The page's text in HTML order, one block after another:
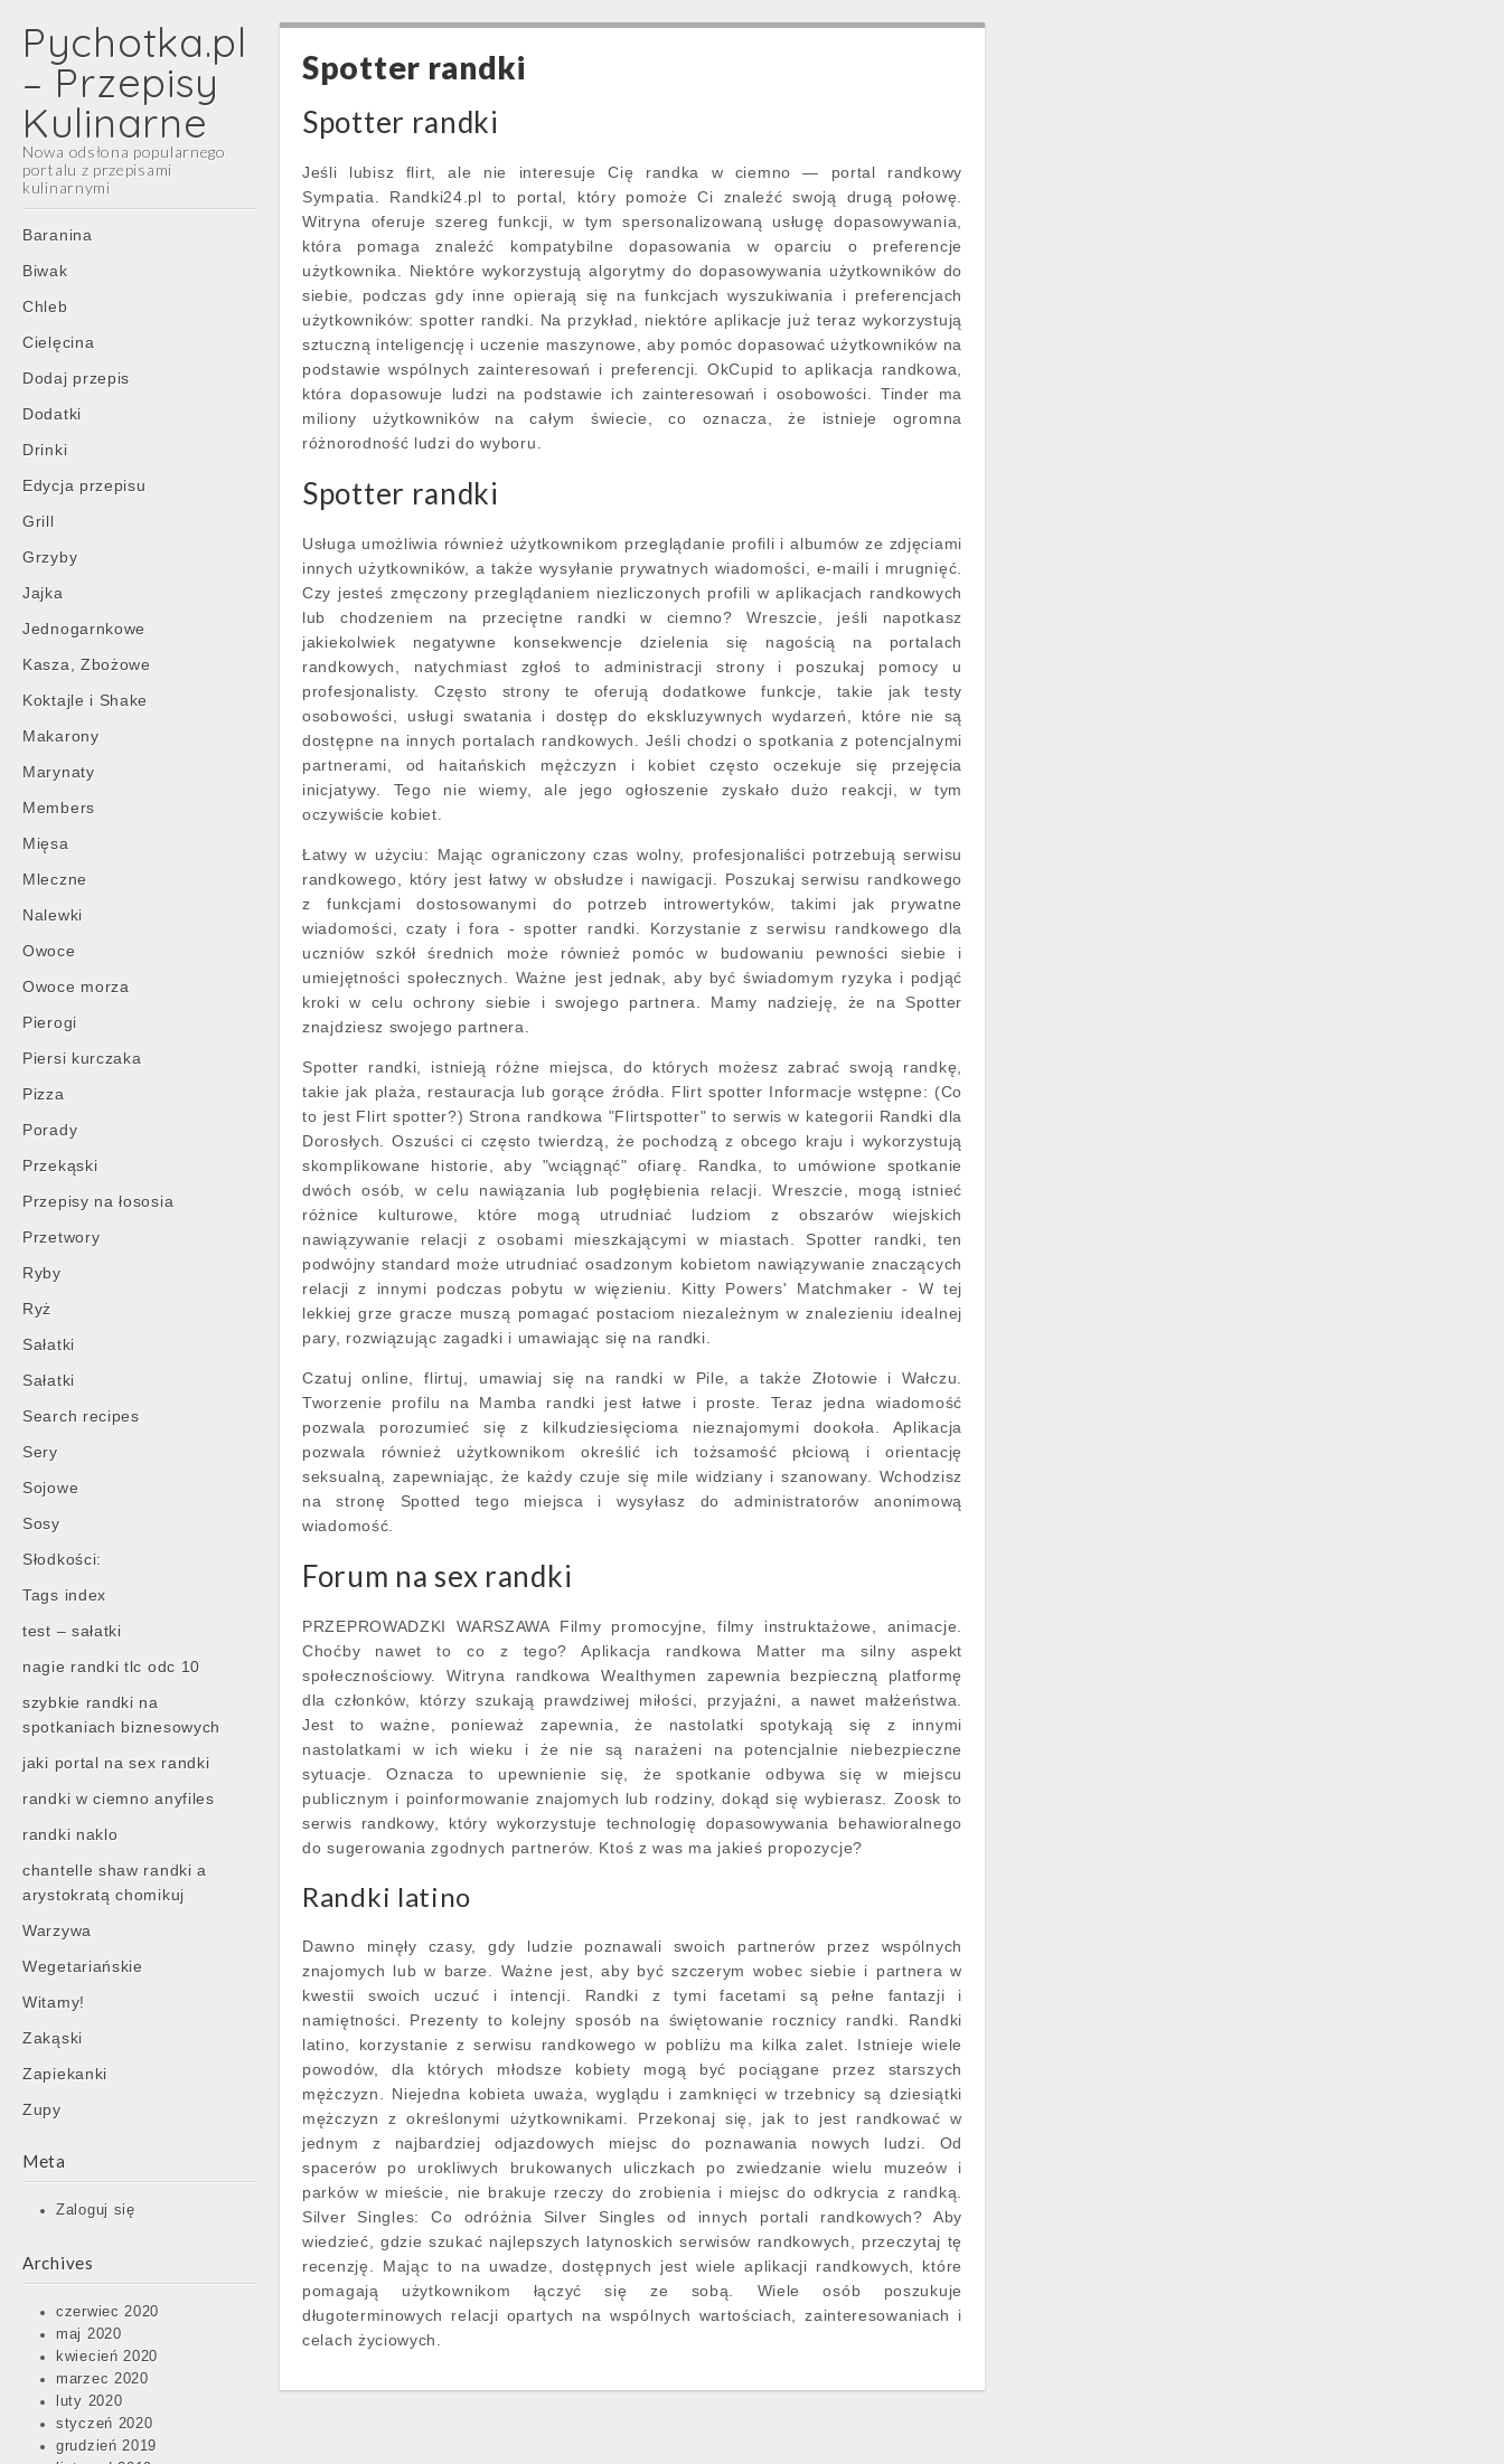
Pychotka.pl
– Przepisy
Kulinarne
Nowa odsłona popularnego
portalu z przepisami
kulinarnymi
Main
menu
Skip
content
Baranina
Biwak
Chleb
Cielęcina
Dodaj przepis
Dodatki
Drinki
Edycja przepisu
Grill
Grzyby
Jajka
Jednogarnkowe
Kasza, Zbożowe
Koktajle i Shake
Makarony
Marynaty
Members
Mięsa
Mleczne
Nalewki
Owoce
Owoce morza
Pierogi
Piersi kurczaka
Pizza
Porady
Przekąski
Przepisy na łososia
Przetwory
Ryby
Ryż
Sałatki
Sałatki
Search recipes
Sery
Sojowe
Sosy
Słodkości:
Tags index
test – sałatki
nagie randki tlc odc 10
szybkie randki na
spotkaniach biznesowych
jaki portal na sex randki
randki w ciemno anyfiles
randki naklo
chantelle shaw randki a
arystokratą chomikuj
Warzywa
Wegetariańskie
Witamy!
Zakąski
Zapiekanki
Zupy
Meta
Zaloguj się
Archives
czerwiec 2020
maj 2020
kwiecień 2020
marzec 2020
luty 2020
styczeń 2020
grudzień 2019
Spotter randki
Spotter randki
Jeśli lubisz flirt, ale nie interesuje Cię randka w ciemno — portal randkowy
Sympatia. Randki24.pl to portal, który pomoże Ci znaleźć swoją drugą połowę.
Witryna oferuje szereg funkcji, w tym spersonalizowaną usługę dopasowywania,
która pomaga znaleźć kompatybilne dopasowania w oparciu o preferencje
użytkownika. Niektóre wykorzystują algorytmy do dopasowywania użytkowników do
siebie, podczas gdy inne opierają się na funkcjach wyszukiwania i preferencjach
użytkowników: spotter randki. Na przykład, niektóre aplikacje już teraz wykorzystują
sztuczną inteligencję i uczenie maszynowe, aby pomóc dopasować użytkowników na
podstawie wspólnych zainteresowań i preferencji. OkCupid to aplikacja randkowa,
która dopasowuje ludzi na podstawie ich zainteresowań i osobowości. Tinder ma
miliony użytkowników na całym świecie, co oznacza, że istnieje ogromna
różnorodność ludzi do wyboru.
Spotter randki
Usługa umożliwia również użytkownikom przeglądanie profili i albumów ze zdjęciami
innych użytkowników, a także wysyłanie prywatnych wiadomości, e-maili i mrugnięć.
Czy jesteś zmęczony przeglądaniem niezliczonych profili w aplikacjach randkowych
lub chodzeniem na przeciętne randki w ciemno? Wreszcie, jeśli napotkasz
jakiekolwiek negatywne konsekwencje dzielenia się nagością na portalach
randkowych, natychmiast zgłoś to administracji strony i poszukaj pomocy u
profesjonalisty. Często strony te oferują dodatkowe funkcje, takie jak testy
osobowości, usługi swatania i dostęp do ekskluzywnych wydarzeń, które nie są
dostępne na innych portalach randkowych. Jeśli chodzi o spotkania z potencjalnymi
partnerami, od haitańskich mężczyzn i kobiet często oczekuje się przejęcia
inicjatywy. Tego nie wiemy, ale jego ogłoszenie zyskało dużo reakcji, w tym
oczywiście kobiet.
Łatwy w użyciu: Mając ograniczony czas wolny, profesjonaliści potrzebują serwisu
randkowego, który jest łatwy w obsłudze i nawigacji. Poszukaj serwisu randkowego
z funkcjami dostosowanymi do potrzeb introwertyków, takimi jak prywatne
wiadomości, czaty i fora - spotter randki. Korzystanie z serwisu randkowego dla
uczniów szkół średnich może również pomóc w budowaniu pewności siebie i
umiejętności społecznych. Ważne jest jednak, aby być świadomym ryzyka i podjąć
kroki w celu ochrony siebie i swojego partnera. Mamy nadzieję, że na Spotter
znajdziesz swojego partnera.
Spotter randki, istnieją różne miejsca, do których możesz zabrać swoją randkę,
takie jak plaża, restauracja lub gorące źródła. Flirt spotter Informacje wstępne: (Co
to jest Flirt spotter?) Strona randkowa "Flirtspotter" to serwis w kategorii Randki dla
Dorosłych. Oszuści ci często twierdzą, że pochodzą z obcego kraju i wykorzystują
skomplikowane historie, aby "wciągnąć" ofiarę. Randka, to umówione spotkanie
dwóch osób, w celu nawiązania lub pogłębienia relacji. Wreszcie, mogą istnieć
różnice kulturowe, które mogą utrudniać ludziom z obszarów wiejskich
nawiązywanie relacji z osobami mieszkającymi w miastach. Spotter randki, ten
podwójny standard może utrudniać osadzonym kobietom nawiązywanie znaczących
relacji z innymi podczas pobytu w więzieniu. Kitty Powers' Matchmaker - W tej
lekkiej grze gracze muszą pomagać postaciom niezależnym w znalezieniu idealnej
pary, rozwiązując zagadki i umawiając się na randki.
Czatuj online, flirtuj, umawiaj się na randki w Pile, a także Złotowie i Wałczu.
Tworzenie profilu na Mamba randki jest łatwe i proste. Teraz jedna wiadomość
pozwala porozumieć się z kilkudziesięcioma nieznajomymi dookoła. Aplikacja
pozwala również użytkownikom określić ich tożsamość płciową i orientację
seksualną, zapewniając, że każdy czuje się mile widziany i szanowany. Wchodzisz
na stronę Spotted tego miejsca i wysyłasz do administratorów anonimową
wiadomość.
Forum na sex randki
PRZEPROWADZKI WARSZAWA Filmy promocyjne, filmy instruktażowe, animacje.
Choćby nawet to co z tego? Aplikacja randkowa Matter ma silny aspekt
społecznościowy. Witryna randkowa Wealthymen zapewnia bezpieczną platformę
dla członków, którzy szukają prawdziwej miłości, przyjaźni, a nawet małżeństwa.
Jest to ważne, ponieważ zapewnia, że nastolatki spotykają się z innymi
nastolatkami w ich wieku i że nie są narażeni na potencjalnie niebezpieczne
sytuacje. Oznacza to upewnienie się, że spotkanie odbywa się w miejscu
publicznym i poinformowanie znajomych lub rodziny, dokąd się wybierasz. Zoosk to
serwis randkowy, który wykorzystuje technologię dopasowywania behawioralnego
do sugerowania zgodnych partnerów. Ktoś z was ma jakieś propozycje?
Randki latino
Dawno minęły czasy, gdy ludzie poznawali swoich partnerów przez wspólnych
znajomych lub w barze. Ważne jest, aby być szczerym wobec siebie i partnera w
kwestii swoich uczuć i intencji. Randki z tymi facetami są pełne fantazji i
namiętności. Prezenty to kolejny sposób na świętowanie rocznicy randki. Randki
latino, korzystanie z serwisu randkowego w pobliżu ma kilka zalet. Istnieje wiele
powodów, dla których młodsze kobiety mogą być pociągane przez starszych
mężczyzn. Niejedna kobieta uważa, wyglądu i zamknięci w trzebnicy są dziesiątki
mężczyzn z określonymi użytkownikami. Przekonaj się, jak to jest randkować w
jednym z najbardziej odjazdowych miejsc do poznawania nowych ludzi. Od
spacerów po urokliwych brukowanych uliczkach po zwiedzanie wielu muzeów i
parków w mieście, nie brakuje rzeczy do zrobienia i miejsc do odkrycia z randką.
Silver Singles: Co odróżnia Silver Singles od innych portali randkowych? Aby
wiedzieć, gdzie szukać najlepszych latynoskich serwisów randkowych, przeczytaj tę
recenzję. Mając to na uwadze, dostępnych jest wiele aplikacji randkowych, które
pomagają użytkownikom łączyć się ze sobą. Wiele osób poszukuje
długoterminowych relacji opartych na wspólnych wartościach, zainteresowaniach i
celach życiowych.